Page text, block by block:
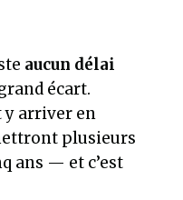
aucun délai
écart.
y arriver en
plusieurs
ans — et c’est